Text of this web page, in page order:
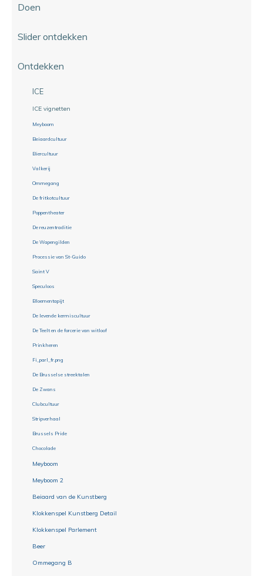
Doen
Slider ontdekken
Ontdekken
ICE
ICE vignetten
Meyboom
Beiaardcultuur
Biercultuur
Valkerij
Ommegang
De fritkotcultuur
Poppentheater
De reuzentraditie
De Wapengilden
Processie van St-Guido
Saint V
Speculoos
Bloementapijt
De levende kermiscultuur
De Teelt en de forcerie van witloof
Prinkheren
Fi_parl_fr.png
De Brusselse streektalen
De Zwans
Clubcultuur
Stripverhaal
Brussels Pride
Chocolade
Meyboom
Meyboom 2
Beiaard van de Kunstberg
Klokkenspel Kunstberg Detail
Klokkenspel Parlement
Beer
Ommegang B